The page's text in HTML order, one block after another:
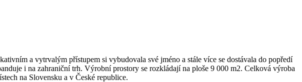
a vytrvalým přístupem si vybudovala své jméno a stále více se dostávala do popředí
i na zahraniční trh. Výrobní prostory se rozkládají na ploše 9 000 m2. Celková výroba
na Slovensku a v České republice.